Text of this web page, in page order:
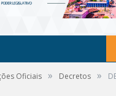
Oficiais » Decretos »